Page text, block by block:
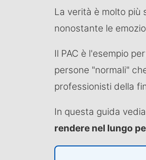
La verità è molto più
nonostante le
Il PAC è l'esempio
persone "normali"
professionisti della
In questa guida
rendere nel lungo